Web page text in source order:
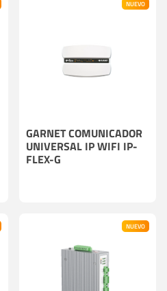
NUEVO
GARNET COMUNICADOR
UNIVERSAL IP WIFI IP-
FLEX-G
NUEVO